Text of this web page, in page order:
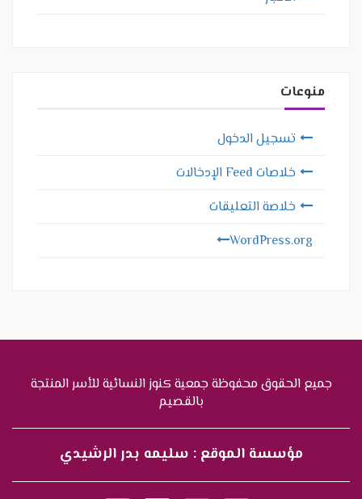
منوعات
تسجيل الدخول
خلاصات Feed الإدخالات
خلاصة التعليقات
WordPress.org
جميع الحقوق محفوظة جمعية كنوز النسائية للأسر المنتجة
بالقصيم
مؤسسة الموقع : سليمه بدر الرشيدي